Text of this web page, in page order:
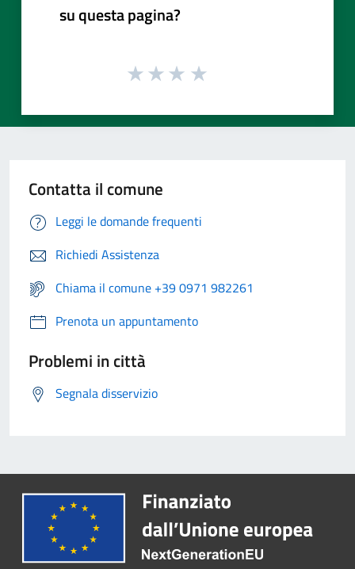
su questa pagina?
Contatta il comune
Leggi le domande frequenti
Richiedi Assistenza
Chiama il comune +39 0971 982261
Prenota un appuntamento
Problemi in città
Segnala disservizio